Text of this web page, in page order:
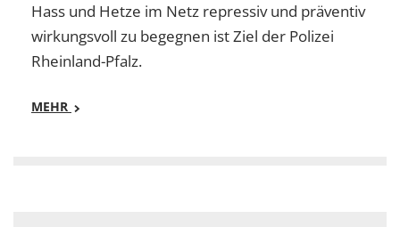
Hass und Hetze im Netz repressiv und präventiv
wirkungsvoll zu begegnen ist Ziel der Polizei
Rheinland-Pfalz.
MEHR